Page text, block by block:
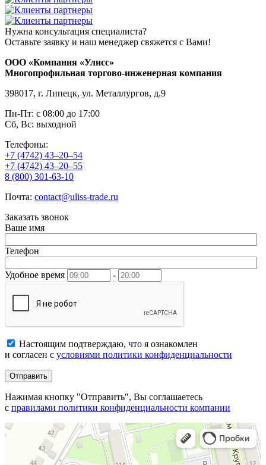
Нужна консультация специалиста?
Оставьте заявку и наш менеджер свяжется с Вами!
ООО «Компания «Улисс»
Многопрофильная торгово-инженерная компания
398017, г. Липецк, ул. Металлургов, д.9
Пн-Пт: с 08:00 до 17:00
Сб, Вс: выходной
Телефоны:
+7 (4742) 43–20–54
+7 (4742) 43–20–55
8 (800) 301-63-10
Почта: contact@uliss-trade.ru
Заказать звонок
Ваше имя
Телефон
Удобное время -
Настоящим подтверждаю, что я ознакомлен
и согласен с условиями политики конфиденциальности
Отправить
Нажимая кнопку "Отправить", Вы соглашаетесь
с правилами политики конфиденциальности компании